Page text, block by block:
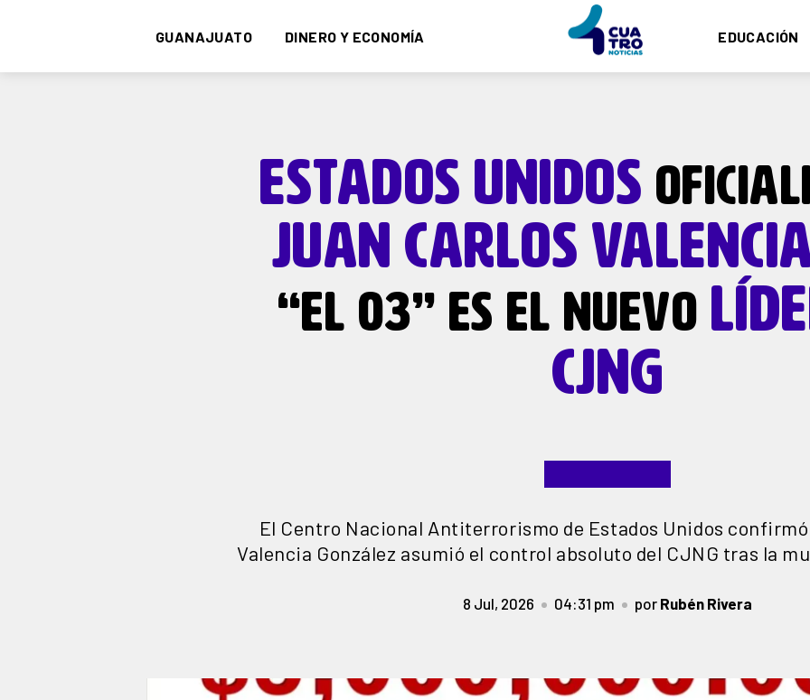
GUANAJUATO DINERO Y ECONOMÍA EDUCACIÓN
ESTADOS UNIDOS
JUAN CARLOS
“EL 03” ES EL NUEVO
CJNG
El Centro Nacional Antiterrorismo de Estados Unidos
Valencia González asumió el control absoluto del CJNG tras la
8 Jul, 2026 04:31 pm por Rubén Rivera